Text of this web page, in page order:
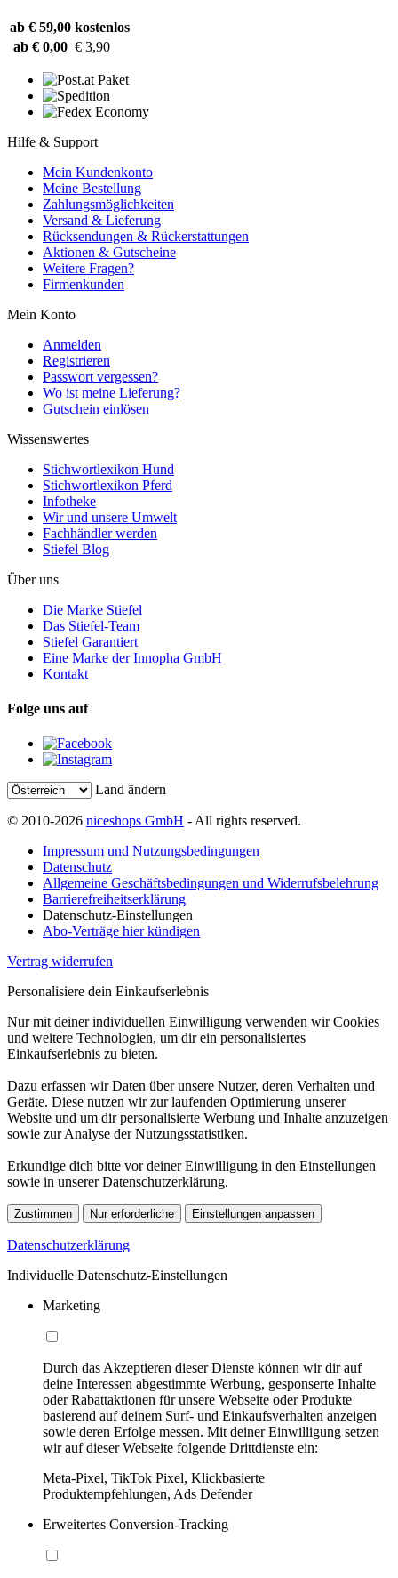
ab € 59,00 kostenlos
ab € 0,00 € 3,90
Hilfe & Support
Mein Kundenkonto
Meine Bestellung
Zahlungsmöglichkeiten
Versand & Lieferung
Rücksendungen & Rückerstattungen
Aktionen & Gutscheine
Weitere Fragen?
Firmenkunden
Mein Konto
Anmelden
Registrieren
Passwort vergessen?
Wo ist meine Lieferung?
Gutschein einlösen
Wissenswertes
Stichwortlexikon Hund
Stichwortlexikon Pferd
Infotheke
Wir und unsere Umwelt
Fachhändler werden
Stiefel Blog
Über uns
Die Marke Stiefel
Das Stiefel-Team
Stiefel Garantiert
Eine Marke der Innopha GmbH
Kontakt
Folge uns auf
Land ändern
© 2010-2026 niceshops GmbH - All rights reserved.
Impressum und Nutzungsbedingungen
Datenschutz
Allgemeine Geschäftsbedingungen und Widerrufsbelehrung
Barrierefreiheitserklärung
Datenschutz-Einstellungen
Abo-Verträge hier kündigen
Vertrag widerrufen
Personalisiere dein Einkaufserlebnis
Nur mit deiner individuellen Einwilligung verwenden wir Cookies
und weitere Technologien, um dir ein personalisiertes
Einkaufserlebnis zu bieten.
Dazu erfassen wir Daten über unsere Nutzer, deren Verhalten und
Geräte. Diese nutzen wir zur laufenden Optimierung unserer
Website und um dir personalisierte Werbung und Inhalte anzuzeigen
sowie zur Analyse der Nutzungsstatistiken.
Erkundige dich bitte vor deiner Einwilligung in den Einstellungen
sowie in unserer Datenschutzerklärung.
Zustimmen Nur erforderliche Einstellungen anpassen
Datenschutzerklärung
Individuelle Datenschutz-Einstellungen
Marketing
Durch das Akzeptieren dieser Dienste können wir dir auf
deine Interessen abgestimmte Werbung, gesponserte Inhalte
oder Rabattaktionen für unsere Webseite oder Produkte
basierend auf deinem Surf- und Einkaufsverhalten anzeigen
sowie deren Erfolge messen. Mit deiner Einwilligung setzen
wir auf dieser Webseite folgende Drittdienste ein:
Meta-Pixel, TikTok Pixel, Klickbasierte
Produktempfehlungen, Ads Defender
Erweitertes Conversion-Tracking